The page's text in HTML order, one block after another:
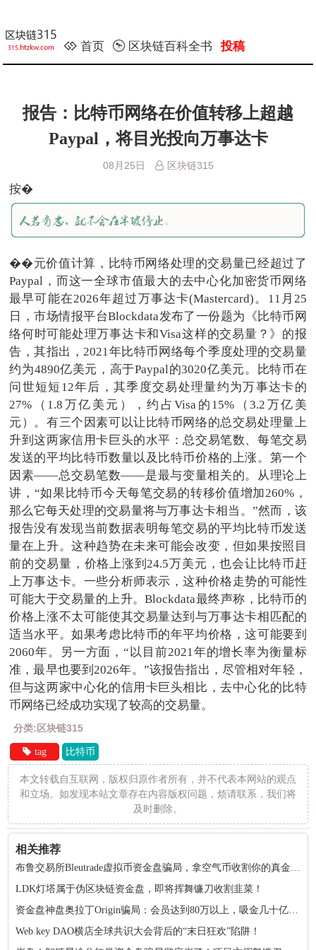
首页 区块链百科全书 投稿
报告：比特币网络在价值转移上超越
Paypal，将目光投向万事达卡
08月25日 区块链315
按�
��元价值计算，比特币网络处理的交易量已经超过了
Paypal，而这一全球市值最大的去中心化加密货币网络
最早可能在2026年超过万事达卡(Mastercard)。11月25
日，市场情报平台Blockdata发布了一份题为《比特币网
络何时可能处理万事达卡和Visa这样的交易量？》的报
告，其指出，2021年比特币网络每个季度处理的交易量
约为4890亿美元，高于Paypal的3020亿美元。比特币在
问世短短12年后，其季度交易处理量约为万事达卡的
27%（1.8万亿美元），约占Visa的15%（3.2万亿美
元）。有三个因素可以让比特币网络的总交易处理量上
升到这两家信用卡巨头的水平：总交易笔数、每笔交易
发送的平均比特币数量以及比特币价格的上涨。第一个
因素——总交易笔数——是最与变量相关的。从理论上
讲，“如果比特币今天每笔交易的转移价值增加260%，
那么它每天处理的交易量将与万事达卡相当。”然而，该
报告没有发现当前数据表明每笔交易的平均比特币发送
量在上升。这种趋势在未来可能会改变，但如果按照目
前的交易量，价格上涨到24.5万美元，也会让比特币赶
上万事达卡。一些分析师表示，这种价格走势的可能性
可能大于交易量的上升。Blockdata最终声称，比特币的
价格上涨不太可能使其交易量达到与万事达卡相匹配的
适当水平。如果考虑比特币的年平均价格，这可能要到
2060年。另一方面，“以目前2021年的增长率为衡量标
准，最早也要到2026年。”该报告指出，尽管相对年轻，
但与这两家中心化的信用卡巨头相比，去中心化的比特
币网络已经成功实现了较高的交易量。
分类:区块链315
tag 比特币
本文转载自互联网，版权归原作者所有，并不代表本网站的观点
和立场。如发现本站文章存在内容版权问题，烦请联系，我们将
及时删除。
相关推荐
布鲁交易所Bleutrade虚拟币资金盘骗局，拿空气币收割你的真金白银！
LDK灯塔属于伪区块链资金盘，即将挥舞镰刀收割韭菜！
资金盘神盘奥拉丁Origin骗局：会员达到80万以上，吸金几十亿！项目方收割完毕！
Web key DAO横店全球共识大会背后的“末日狂欢”陷阱！